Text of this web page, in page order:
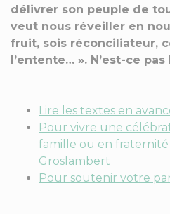
délivrer son peuple de
veut nous réveiller en
fruit, sois réconciliateur,
l’entente… ». N’est-ce
Lire les textes en
Pour vivre une
famille ou en fraternité
Groslambert
Pour soutenir votre